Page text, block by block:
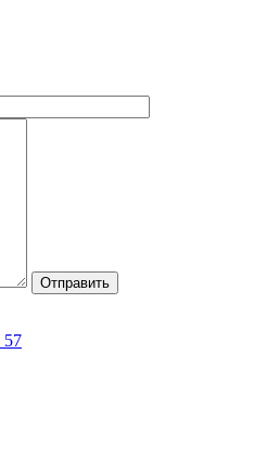
Отправить
57